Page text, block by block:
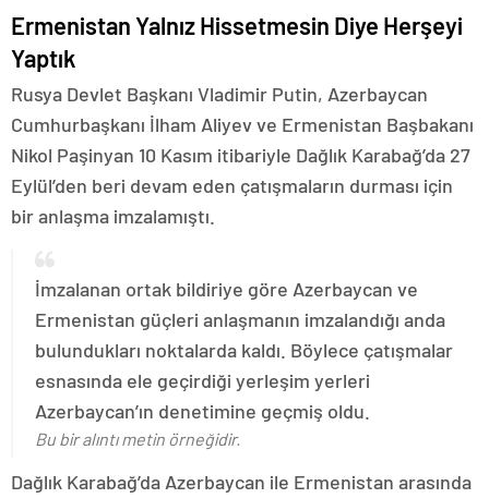
Ermenistan Yalnız Hissetmesin Diye Herşeyi
Yaptık
Rusya Devlet Başkanı Vladimir Putin, Azerbaycan
Cumhurbaşkanı İlham Aliyev ve Ermenistan Başbakanı
Nikol Paşinyan 10 Kasım itibariyle Dağlık Karabağ’da 27
Eylül’den beri devam eden çatışmaların durması için
bir anlaşma imzalamıştı.
İmzalanan ortak bildiriye göre Azerbaycan ve
Ermenistan güçleri anlaşmanın imzalandığı anda
bulundukları noktalarda kaldı. Böylece çatışmalar
esnasında ele geçirdiği yerleşim yerleri
Azerbaycan’ın denetimine geçmiş oldu.
Bu bir alıntı metin örneğidir.
Dağlık Karabağ’da Azerbaycan ile Ermenistan arasında